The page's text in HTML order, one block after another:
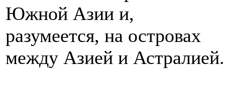
Южной Азии и,
разумеется, на островах
между Азией и Астралией.